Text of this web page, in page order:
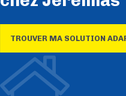
TROUVER MA SOLUTION